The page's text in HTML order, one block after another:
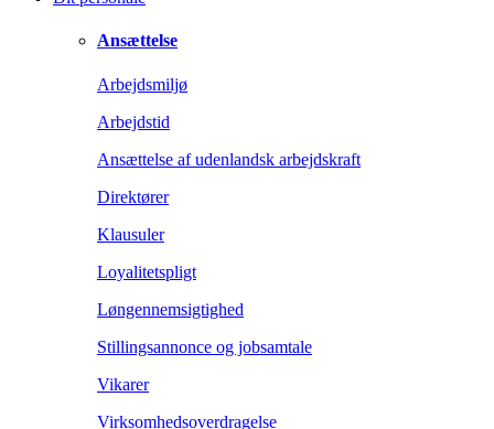
Ansættelse
Arbejdsmiljø
Arbejdstid
Ansættelse af udenlandsk arbejdskraft
Direktører
Klausuler
Loyalitetspligt
Løngennemsigtighed
Stillingsannonce og jobsamtale
Vikarer
Virksomhedsoverdragelse